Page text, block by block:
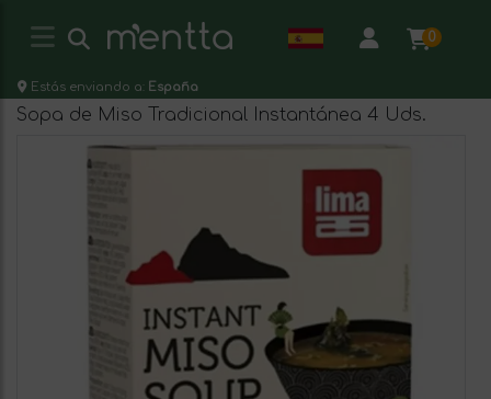
0
Estás enviando a: España
Sopa de Miso Tradicional Instantánea 4 Uds.